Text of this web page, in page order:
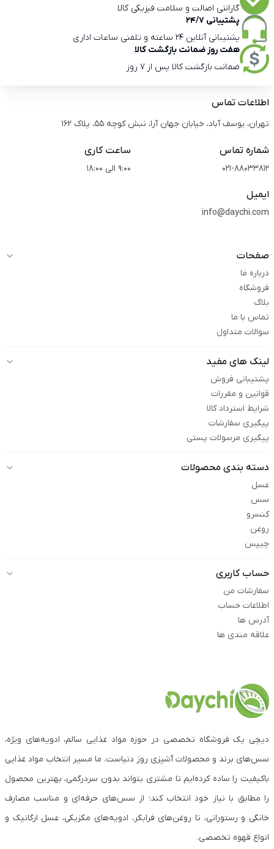
گارانتی اصالت و سلامت فیزیکی کالا
پشتیبانی 24/7
پشتیبانی آنلاین 24 ساعته و تلفنی ساعات اداری
هفت روز ضمانت بازگشت کالا
ضمانت بازگشت کالا پس از 7 روز
اطلاعات تماس
تهران، یوسف آباد، خیابان جهان آرا، نبش کوچه 55، پلاک 162
شماره تماس
021-88033812
ساعت کاری
9:00 الی 18:00
ایمیل
info@daychi.com
صفحات
درباره ما
فروشگاه
بلاگ
تماس با ما
سوالات متداول
لینک های مفید
پشتیبانی فروش
قوانین و مقررات
شرایط استرداد کالا
پیگیری سفارشات
پیگیری مرسولات پستی
دسته بندی محصولات
عسل
سس
کنسرو
روغن
چیپس
حساب کاربری
سفارشات من
اطلاعات حساب
آدرس ها
علاقه مندی ها
دیچی یک فروشگاه تخصصی در حوزه مواد غذایی سالم، ادویه‌های ویژه،
سس‌های برند و محصولات آشپزی روز دنیاست. ما مسیر انتخاب مواد غذایی
باکیفیت را ساده کرده‌ایم تا مشتری بتواند بدون سردرگمی، بهترین محصول
را مطابق با نیاز خود انتخاب کند؛ از سس‌های حرفه‌ای و مناسب مصارف
خانگی و رستورانی، تا روغن‌های فرابکر، ادویه‌های مکزیکی، عسل ارگانیک و
انواع قهوه تخصصی.